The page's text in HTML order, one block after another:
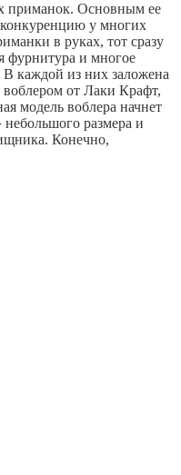
приманок. Основным ее
конкуренцию у многих
в руках, тот сразу
фурнитура и многое
В каждой из них заложена
от Лаки Крафт,
модель воблера начнет
размера и
Конечно,